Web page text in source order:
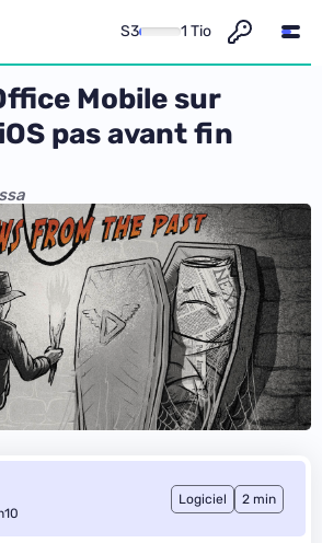
S3 1 Tio
Mobile sur
pas avant fin
Logiciel 2 min